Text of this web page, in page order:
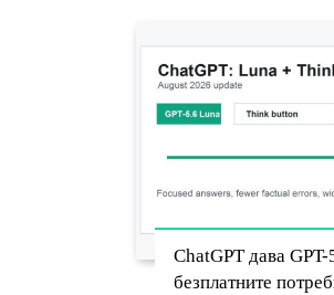
ChatGPT дава
безплатните